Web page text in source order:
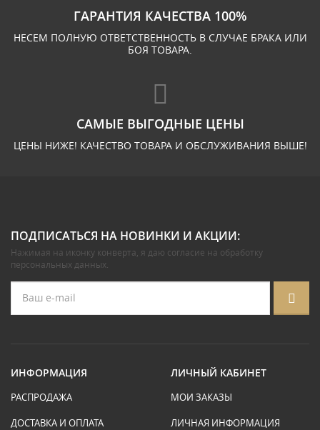
ГАРАНТИЯ КАЧЕСТВА 100%
НЕСЕМ ПОЛНУЮ ОТВЕТСТВЕННОСТЬ В СЛУЧАЕ БРАКА ИЛИ
БОЯ ТОВАРА.
САМЫЕ ВЫГОДНЫЕ ЦЕНЫ
ЦЕНЫ НИЖЕ! КАЧЕСТВО ТОВАРА И ОБСЛУЖИВАНИЯ ВЫШЕ!
ПОДПИСАТЬСЯ НА НОВИНКИ И АКЦИИ:
Нажимая на иконку конверта, я даю согласие на обработку
персональных данных.
ИНФОРМАЦИЯ
РАСПРОДАЖА
ДОСТАВКА И ОПЛАТА
ЛИЧНЫЙ КАБИНЕТ
МОИ ЗАКАЗЫ
ЛИЧНАЯ ИНФОРМАЦИЯ